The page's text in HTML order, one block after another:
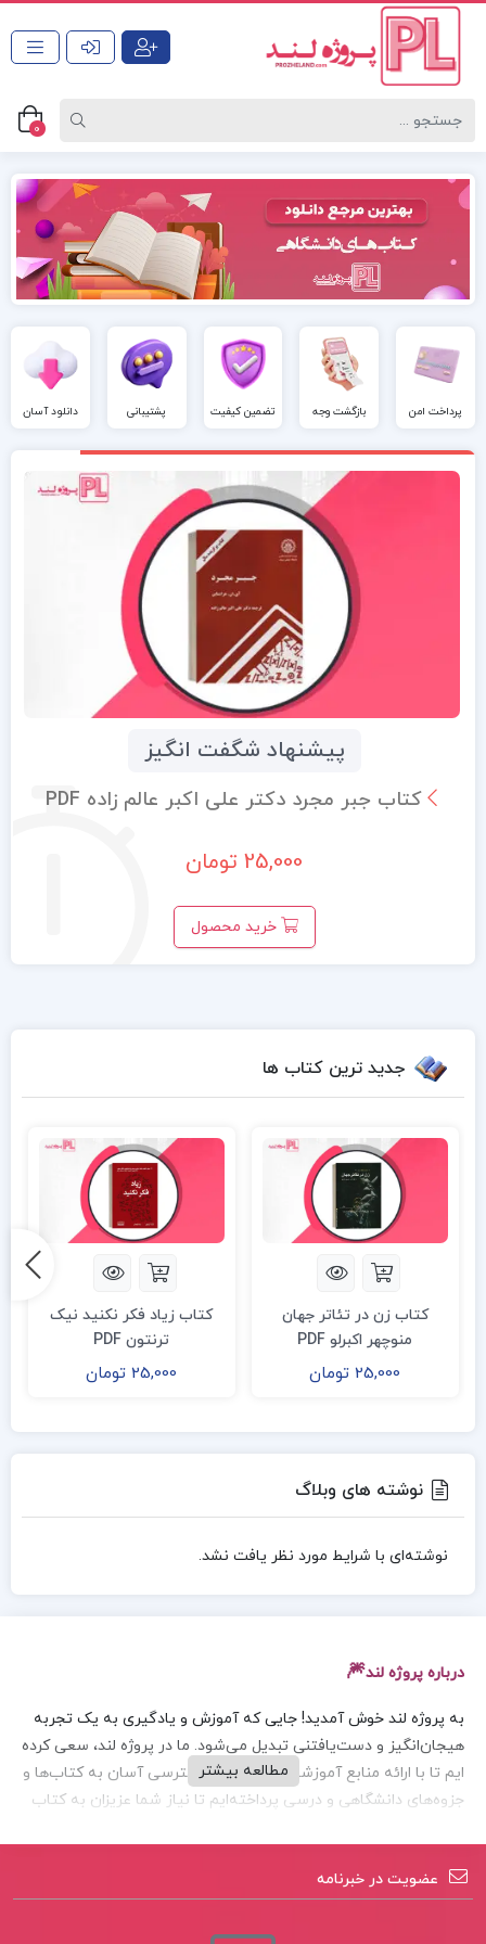
0
پرداخت امن بازگشت وجه تضمین کیفیت پشتیبانی دانلود آسان
پیشنهاد شگفت انگیز
کتاب جبر مجرد دکتر علی اکبر عالم زاده PDF
25,000 تومان
خرید محصول
جدید ترین کتاب ها
کتاب زن در تئاتر جهان
منوچهر اکبرلو PDF
25,000 تومان
کتاب زیاد فکر نکنید نیک
ترنتون PDF
25,000 تومان
نوشته‌ های وبلاگ
نوشته‌ای با شرایط مورد نظر یافت نشد.
درباره پروژه لند🎆
به پروژه لند خوش آمدید! جایی که آموزش و یادگیری به یک تجربه
هیجان‌انگیز و دست‌یافتنی تبدیل می‌شود. ما در پروژه لند، سعی کرده
ایم تا با ارائه منابع آموزشی با کیفیت و دسترسی آسان به کتاب‌ها و
جزوه‌های دانشگاهی و درسی پرداخته‌ایم تا نیاز شما عزیزان به کتاب
داشته باشید.
مطالعه بیشتر
عضویت در خبرنامه